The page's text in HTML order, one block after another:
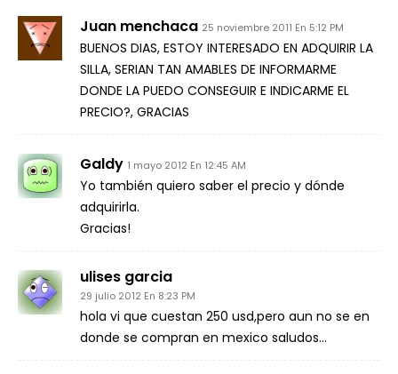
Juan menchaca 25 noviembre 2011 En 5:12 PM
BUENOS DIAS, ESTOY INTERESADO EN ADQUIRIR LA
SILLA, SERIAN TAN AMABLES DE INFORMARME
DONDE LA PUEDO CONSEGUIR E INDICARME EL
PRECIO?, GRACIAS
Galdy 1 mayo 2012 En 12:45 AM
Yo también quiero saber el precio y dónde
adquirirla.
Gracias!
ulises garcia
29 julio 2012 En 8:23 PM
hola vi que cuestan 250 usd,pero aun no se en
donde se compran en mexico saludos…